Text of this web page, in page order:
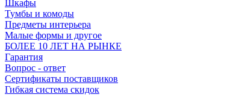
Шкафы
Тумбы и комоды
Предметы интерьера
Малые формы и другое
БОЛЕЕ 10 ЛЕТ НА РЫНКЕ
Гарантия
Вопрос - ответ
Сертификаты поставщиков
Гибкая система скидок